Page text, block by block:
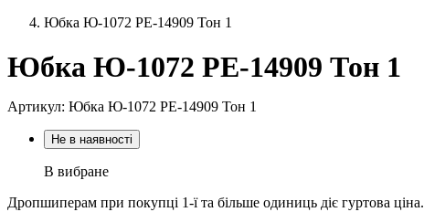
Юбка Ю-1072 PE-14909 Тон 1
Юбка Ю-1072 PE-14909 Тон 1
Артикул: Юбка Ю-1072 PE-14909 Тон 1
Не в наявності
В вибране
Дропшиперам при покупці 1-ї та більше одиниць діє гуртова ціна.